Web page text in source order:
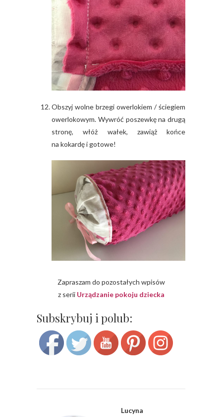
Obszyj wolne brzegi owerlokiem / ściegiem
owerlokowym. Wywróć poszewkę na drugą
stronę, włóż wałek, zawiąż końce
na kokardę i gotowe!
Zapraszam do pozostałych wpisów
z serii Urządzanie pokoju dziecka
Subskrybuj i polub:
Lucyna